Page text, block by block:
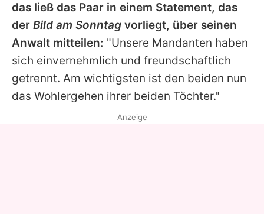
das ließ das Paar in einem Statement, das
der Bild am Sonntag vorliegt, über seinen
Anwalt mitteilen: "Unsere Mandanten haben
sich einvernehmlich und freundschaftlich
getrennt. Am wichtigsten ist den beiden nun
das Wohlergehen ihrer beiden Töchter."
Anzeige